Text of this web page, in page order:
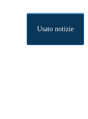
Usato notizie